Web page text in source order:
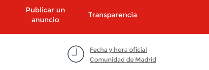
Publicar un
anuncio
Transparencia
Fecha y hora oficial
Comunidad de Madrid